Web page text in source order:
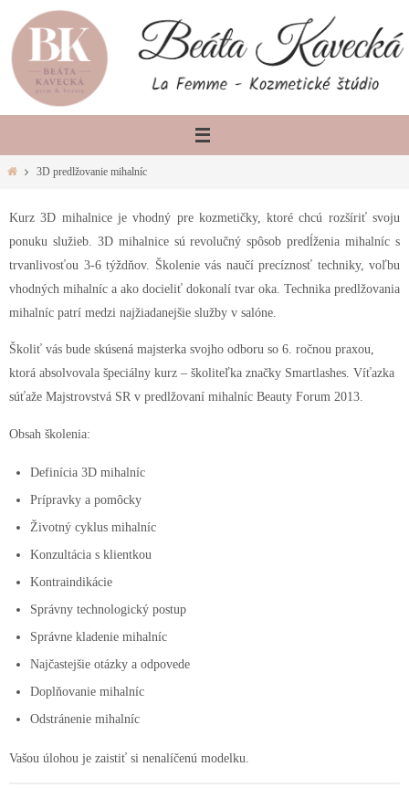
content
Home3D predlžovanie mihalníc
Kurz 3D mihalnice je vhodný pre kozmetičky, ktoré chcú rozšíriť svoju
ponuku služieb. 3D mihalnice sú revolučný spôsob predĺženia mihalníc s
trvanlivosťou 3-6 týždňov. Školenie vás naučí precíznosť techniky, voľbu
vhodných mihalníc a ako docieliť dokonalí tvar oka. Technika predlžovania
mihalníc patrí medzi najžiadanejšie služby v salóne.
Školiť vás bude skúsená majsterka svojho odboru so 6. ročnou praxou,
ktorá absolvovala špeciálny kurz – školiteľka značky Smartlashes. Víťazka
súťaže Majstrovstvá SR v predlžovaní mihalníc Beauty Forum 2013.
Obsah školenia:
Definícia 3D mihalníc
Prípravky a pomôcky
Životný cyklus mihalníc
Konzultácia s klientkou
Kontraindikácie
Správny technologický postup
Správne kladenie mihalníc
Najčastejšie otázky a odpovede
Doplňovanie mihalníc
Odstránenie mihalníc
Vašou úlohou je zaistiť si nenalíčenú modelku.